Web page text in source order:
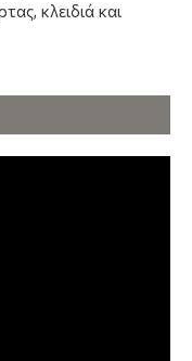
κλειδιά και